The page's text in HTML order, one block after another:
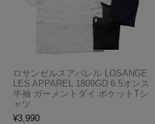
ロサンゼルスアパレル LOSANGE
LES APPAREL 1809GD 6.5オンス
半袖 ガーメントダイ ポケットTシ
ャツ
¥3,990